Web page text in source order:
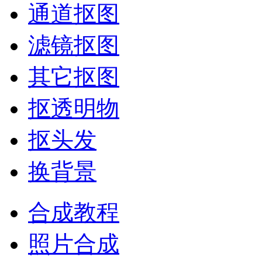
通道抠图
滤镜抠图
其它抠图
抠透明物
抠头发
换背景
合成教程
照片合成